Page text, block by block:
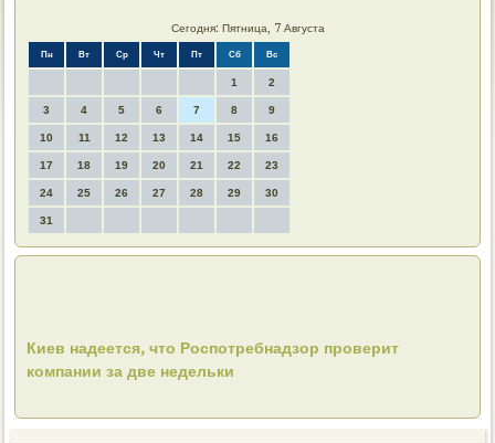
Сегодня: Пятница, 7 Августа
Пн Вт Ср Чт Пт Сб Вс
1 2
3 4 5 6 7 8 9
10 11 12 13 14 15 16
17 18 19 20 21 22 23
24 25 26 27 28 29 30
31
Киев надеется, что Роспотребнадзор проверит
компании за две недельки